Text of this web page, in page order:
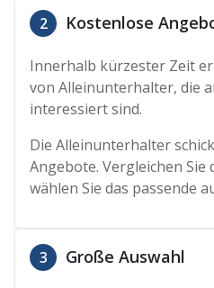
2 Kostenlose
Innerhalb kürzester Zeit
von Alleinunterhalter, die
interessiert sind.
Die Alleinunterhalter
Angebote. Vergleichen Sie
wählen Sie das passende
3 Große Auswahl